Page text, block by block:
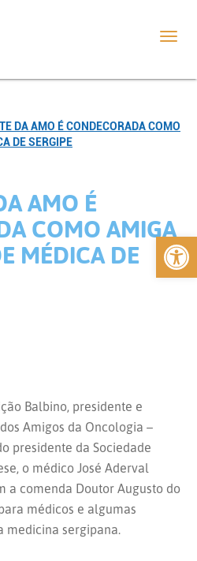
Abrir
DA AMO É CONDECORADA COMO
DE SERGIPE
AMO É
COMO AMIGA
MÉDICA DE
Balbino, presidente e
Amigos da Oncologia –
presidente da Sociedade
o médico José Aderval
a comenda Doutor Augusto do
médicos e algumas
medicina sergipana.